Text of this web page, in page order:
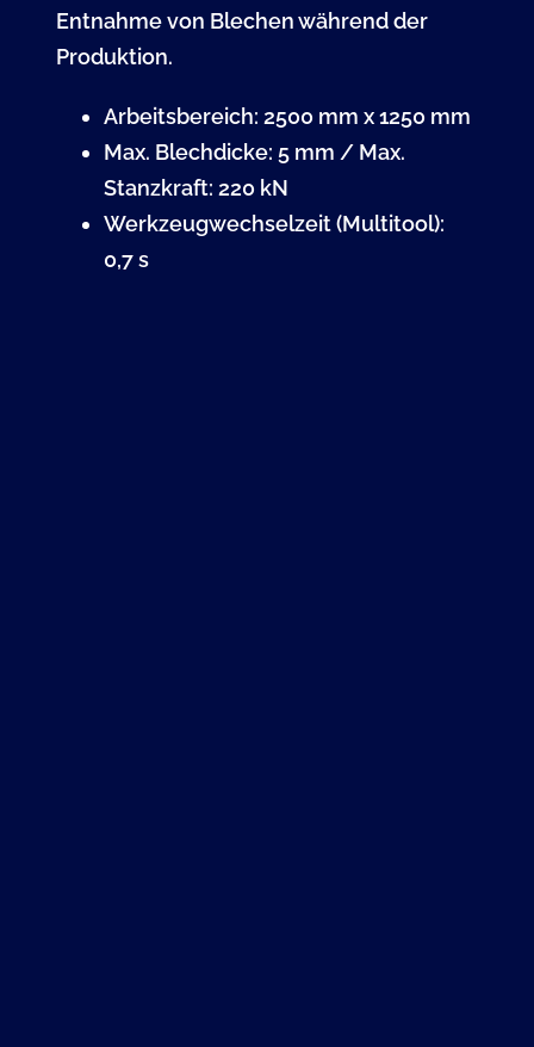
Entnahme von Blechen während der
Produktion.
Arbeitsbereich: 2500 mm x 1250 mm
Max. Blechdicke: 5 mm / Max.
Stanzkraft: 220 kN
Werkzeugwechselzeit (Multitool):
0,7 s